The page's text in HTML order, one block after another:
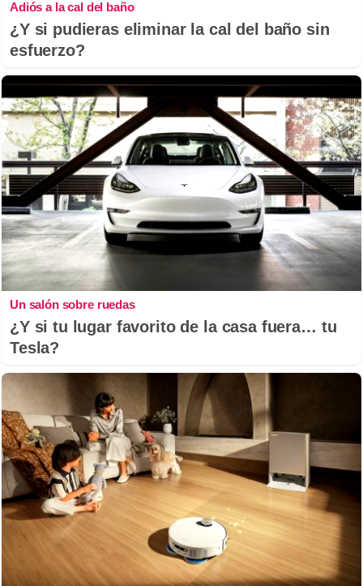
Adiós a la cal del baño
¿Y si pudieras eliminar la cal del baño sin
esfuerzo?
Un salón sobre ruedas
¿Y si tu lugar favorito de la casa fuera… tu
Tesla?